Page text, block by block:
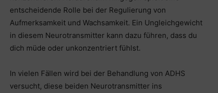
entscheidende Rolle bei der Regulierung von
Aufmerksamkeit und Wachsamkeit. Ein Ungleichgewicht
in diesem Neurotransmitter kann dazu führen, dass du
dich müde oder unkonzentriert fühlst.
In vielen Fällen wird bei der Behandlung von ADHS
versucht, diese beiden Neurotransmitter ins